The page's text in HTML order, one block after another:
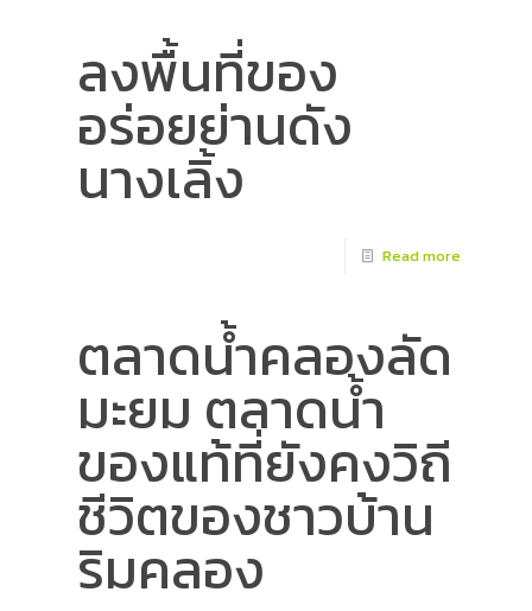
ลงพื้นที่ของ
อร่อยย่านดัง
นางเลิ้ง
Read more
ตลาดน้ำคลองลัด
มะยม ตลาดน้ำ
ของแท้ที่ยังคงวิถี
ชีวิตของชาวบ้าน
ริมคลอง